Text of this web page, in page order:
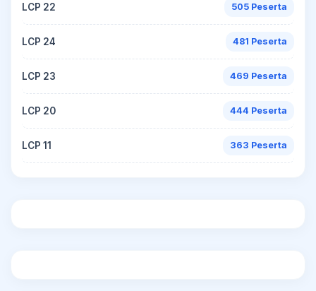
LCP 22 505 Peserta
LCP 24 481 Peserta
LCP 23 469 Peserta
LCP 20 444 Peserta
LCP 11 363 Peserta